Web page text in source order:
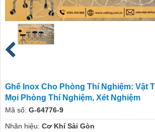
Ghế Inox Cho Phòng Thí Nghiệm: Vật
Mọi Phòng Thí Nghiệm, Xét Nghiệm
Mã số: G-64776-9
Nhãn hiệu: Cơ Khí Sài Gòn